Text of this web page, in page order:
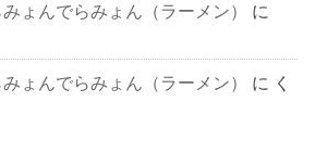
ょんでらみょん（ラーメン）
に
ょんでらみょん（ラーメン） に く